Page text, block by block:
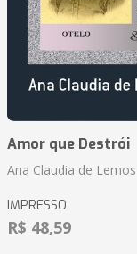
Amor que Destrói
Ana Claudia de
IMPRESSO
R$ 48,59